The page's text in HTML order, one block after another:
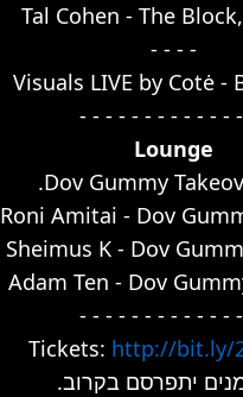
Tal Cohen - The
- - - -
Visuals LIVE by Cotė -
- - - - - - - - - - - -
Lounge
Dov Gummy
Roni Amitai - Dov
Sheimus K - Dov
Adam Ten - Dov
- - - - - - - - - - - -
Tickets: http://bit.ly/
יתפרסם בקרוב.